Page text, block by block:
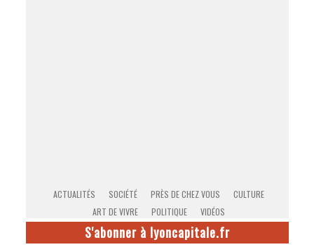
ACTUALITÉS SOCIÉTÉ PRÈS DE CHEZ VOUS
CULTURE
ART DE VIVRE
POLITIQUE VIDÉOS
S'abonner à lyoncapitale.fr